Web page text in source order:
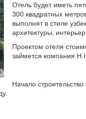
Отель будет иметь
300 квадратных
выполнят в стиле
архитектуры,
Проектом отеля
займется компания
Начало